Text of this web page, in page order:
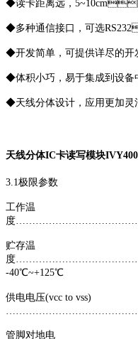
◆读卡距离远，
◆多种通信接口，可选
◆开发简单，可提供详尽的开
◆体积小巧，易于集成到设备中
◆天线分体设计，应用更加灵活
天线分体IC卡读写模块
3.1极限参数
工作温
度
贮存温
度
-40℃~+125℃
供电电压(vcc to vss)
管脚对地电